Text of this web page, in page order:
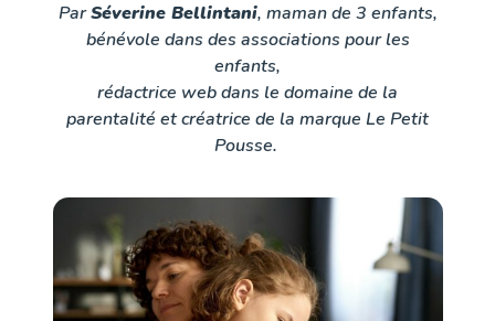
ParSéverine Bellintani, maman de 3 enfants,
bénévole dans des associations pour les
enfants,
rédactrice web dans le domaine de la
parentalité et créatrice de la marque Le Petit
Pousse.